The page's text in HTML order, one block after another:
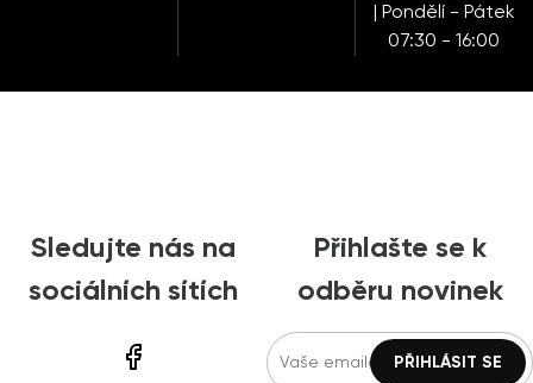
| Pondělí - Pátek
07:30 - 16:00
Sledujte nás na
sociálních sítích
Přihlašte se k
odběru novinek